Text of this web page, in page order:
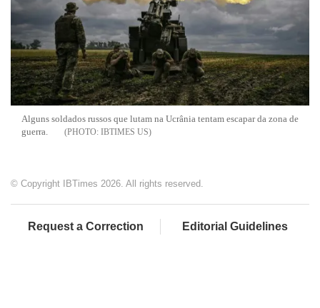
Alguns soldados russos que lutam na Ucrânia tentam escapar da zona de
guerra.
IBTIMES US
© Copyright IBTimes 2026. All rights reserved.
Request a Correction Editorial Guidelines